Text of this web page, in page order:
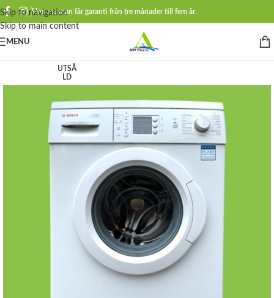
Skip to navigation
Skip to main content
Hos oss man får garanti från tre månader till fem år.
MENU
UTSÅ
LD